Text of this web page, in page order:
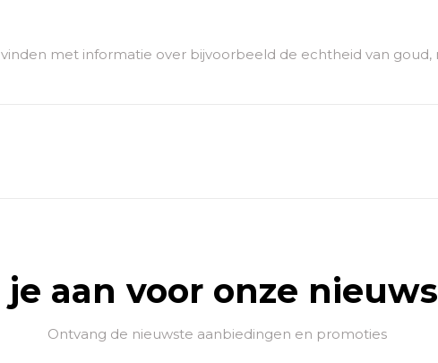
met informatie over bijvoorbeeld de echtheid van
je aan voor onze
Ontvang de nieuwste aanbiedingen en promoties